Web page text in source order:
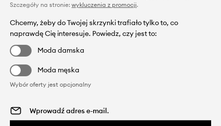
Szczegóły na stronie: wykluczenia z promocji.
Chcemy, żeby do Twojej skrzynki trafiało tylko to, co
naprawdę Cię interesuje. Powiedz, czy jest to:
Moda damska
Moda męska
Wybór oferty jest opcjonalny